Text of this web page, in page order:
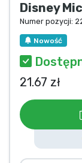
Disney
Numer pozycji:
Nowość
21.67 zł
Rzeczy
Rzeczy
Marki